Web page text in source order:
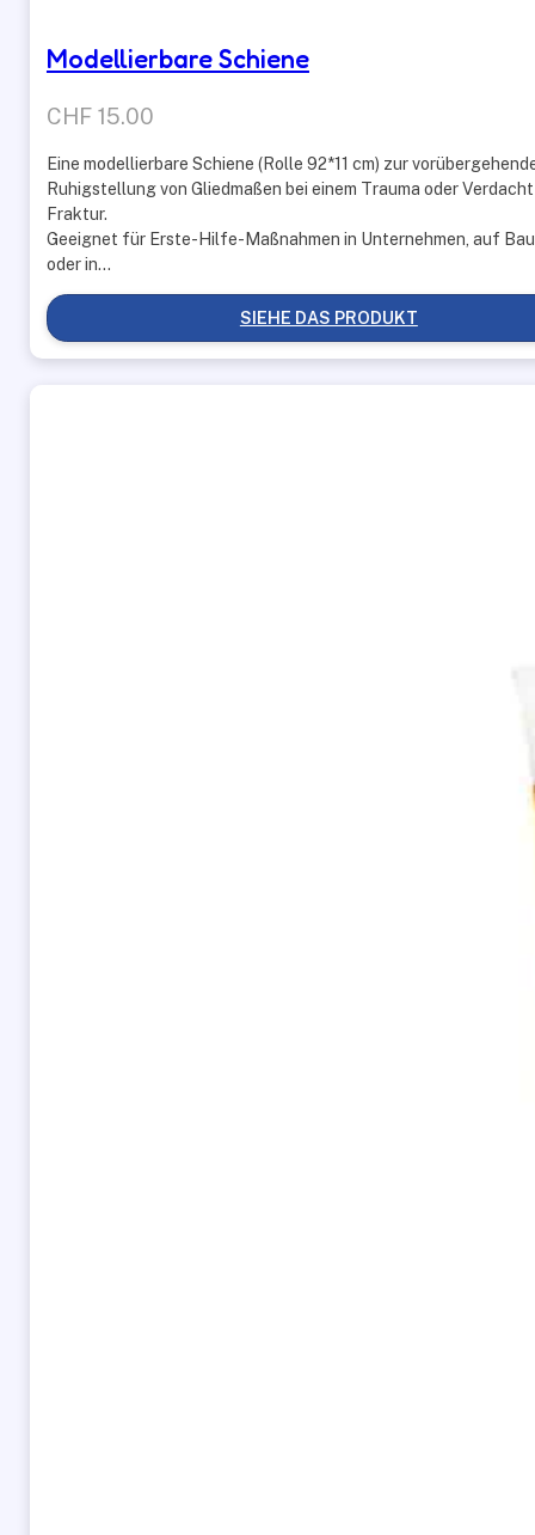
Modellierbare Schiene
CHF15.00
Eine modellierbare Schiene (Rolle 92*11 cm) zur
Ruhigstellung von Gliedmaßen bei einem Trauma oder
Fraktur.
Geeignet für Erste-Hilfe-Maßnahmen in Unternehmen, auf
oder in…
SIEHE DAS PRODUKT